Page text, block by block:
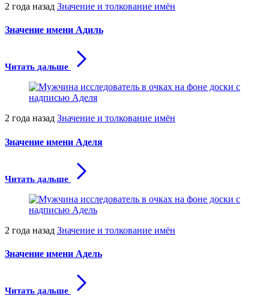
2 года назад Значение и толкование имён
Значение имени Адиль
Читать дальше
2 года назад Значение и толкование имён
Значение имени Аделя
Читать дальше
2 года назад Значение и толкование имён
Значение имени Адель
Читать дальше